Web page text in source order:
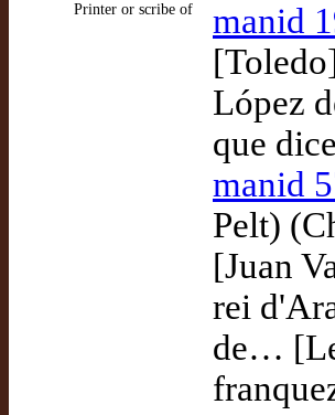
Printer or scribe of manid
López
que
manid
Pelt)
[Juan
rei
de…